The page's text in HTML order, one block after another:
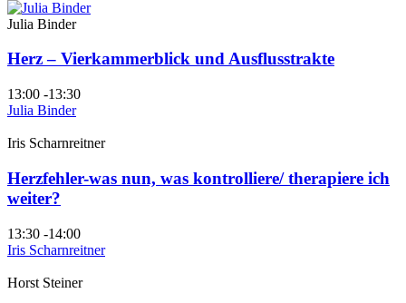
Julia Binder
Herz – Vierkammerblick und Ausflusstrakte
13:00 -13:30
Julia Binder
Iris Scharnreitner
Herzfehler-was nun, was kontrolliere/ therapiere ich
weiter?
13:30 -14:00
Iris Scharnreitner
Horst Steiner